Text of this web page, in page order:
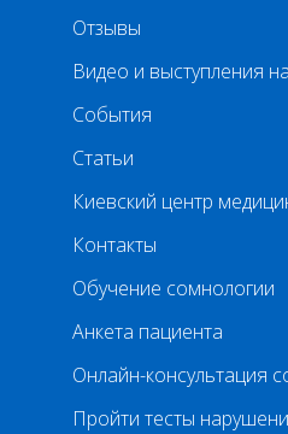
Отзывы
Видео и выступления
События
Статьи
Киевский центр
Контакты
Обучение сомнологии
Анкета пациента
Онлайн-консультация
Пройти тесты